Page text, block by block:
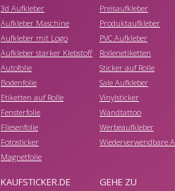
3d Aufkleber
Aufkleber Maschine
Aufkleber mit Logo
Aufkleber starker Klebstoff
Autofolie
Bodenfolie
Etiketten auf Rolle
Fensterfolie
Fliesenfolie
Fotosticker
Magnetfolie
Preisaufkleber
Produktaufkleber
PVC Aufkleber
Rollenetiketten
Sticker auf Rolle
Sale Aufkleber
Vinylsticker
Wandtattoo
Werbeaufkleber
Wiederverwendbare
KAUFSTICKER.DE GEHE ZU